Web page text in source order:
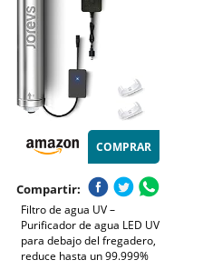
COMPRAR
Compartir:
Filtro de agua UV –
Purificador de agua LED UV
para debajo del fregadero,
reduce hasta un 99.999%